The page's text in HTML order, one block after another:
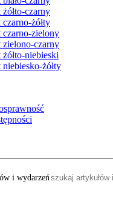
czarny
żółty
czarno-zielony
zielono-czarny
niebieski
żółty
i wydarzeń